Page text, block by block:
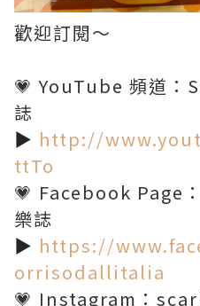
歡迎訂閱～
💗 YouTube 頻道：
誌
▶️ http://
ttTo
💗 Facebook Page
樂誌
▶️ https://
orrisodallitalia
💗 Instagram：